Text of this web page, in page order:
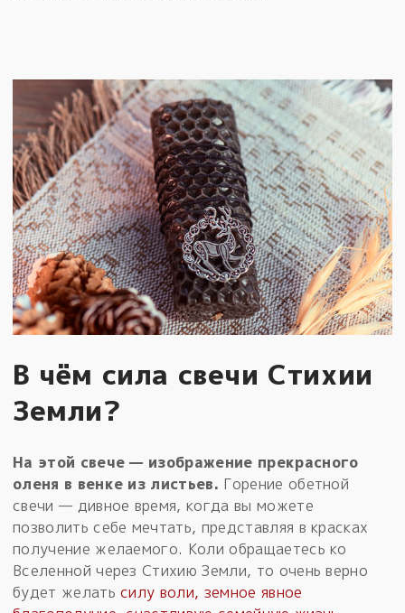
В чём сила свечи Стихии
Земли?
На этой свече — изображение прекрасного
оленя в венке из листьев. Горение обетной
свечи — дивное время, когда вы можете
позволить себе мечтать, представляя в красках
получение желаемого. Коли обращаетесь ко
Вселенной через Стихию Земли, то очень верно
будет желатьсилу воли, земное явное